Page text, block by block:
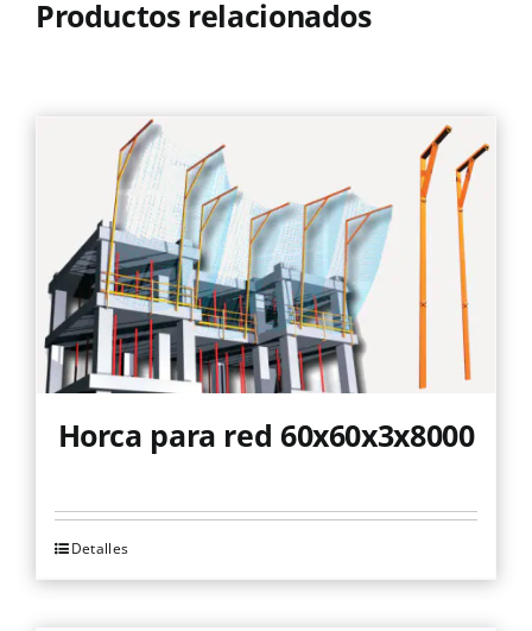
Productos relacionados
Horca para red 60x60x3x8000
Detalles